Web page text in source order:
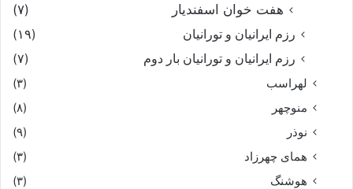
هفت خوان اسفندیار
(۷)
رزم ایرانیان و تورانیان
(۱۹)
رزم ایرانیان و تورانیان بار دوم
(۷)
لهراسب
(۳)
منوچهر
(۸)
نوذر
(۹)
هماى چهرزاد
(۳)
هوشنگ
(۳)